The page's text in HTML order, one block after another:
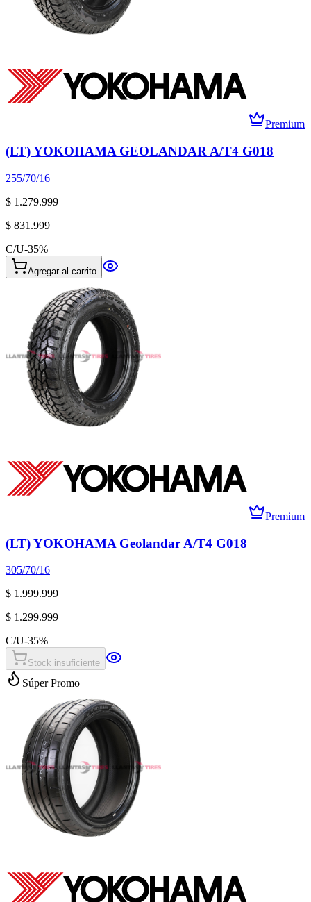
Premium
(LT) YOKOHAMA GEOLANDAR A/T4 G018
255/70/16
$ 1.279.999
$ 831.999
C/U-35%
Agregar al carrito
Premium
(LT) YOKOHAMA Geolandar A/T4 G018
305/70/16
$ 1.999.999
$ 1.299.999
C/U-35%
Stock insuficiente
Súper Promo